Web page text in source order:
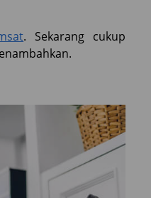
. Sekarang cukup